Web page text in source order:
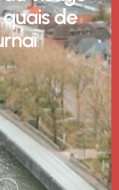
de
2021